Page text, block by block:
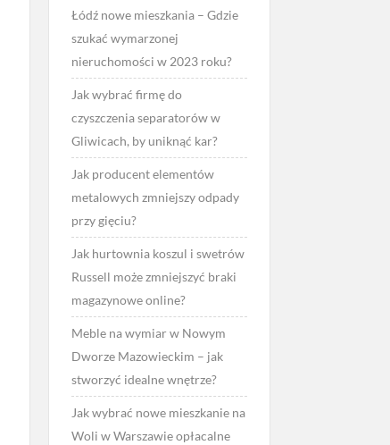
Łódź nowe mieszkania – Gdzie
szukać wymarzonej
nieruchomości w 2023 roku?
Jak wybrać firmę do
czyszczenia separatorów w
Gliwicach, by uniknąć kar?
Jak producent elementów
metalowych zmniejszy odpady
przy gięciu?
Jak hurtownia koszul i swetrów
Russell może zmniejszyć braki
magazynowe online?
Meble na wymiar w Nowym
Dworze Mazowieckim – jak
stworzyć idealne wnętrze?
Jak wybrać nowe mieszkanie na
Woli w Warszawie opłacalne